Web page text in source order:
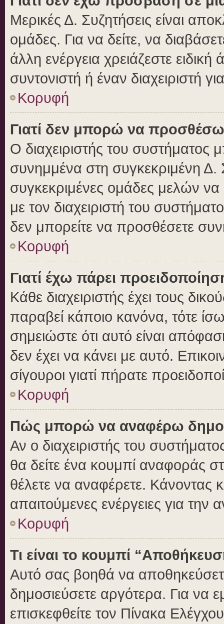
Μερικές Δ. Συζητήσεις είναι
ομάδες. Για να δείτε, να
άλλη ενέργεια χρειάζεστε
συντονιστή ή έναν διαχειριστή
Κορυφή
Γιατί δεν μπορώ να
Ο διαχειριστής του συστήματος
συνημμένα στη συγκεκριμένη
συγκεκριμένες ομάδες μελών
με τον διαχειριστή του
δεν μπορείτε να προσθέσετε
Κορυφή
Γιατί έχω πάρει
Κάθε διαχειριστής έχει τους
παραβεί κάποιο κανόνα, τότε
σημειώστε ότι αυτό είναι
δεν έχει να κάνει με αυτό.
σίγουροι γιατί πήρατε
Κορυφή
Πώς μπορώ να αναφέρω
Αν ο διαχειριστής του
θα δείτε ένα κουμπί αναφοράς
θέλετε να αναφέρετε. Κάνοντας
απαιτούμενες ενέργειες για την
Κορυφή
Τι είναι το κουμπί
Αυτό σας βοηθά να
δημοσιεύσετε αργότερα. Για να
επισκεφθείτε τον Πίνακα